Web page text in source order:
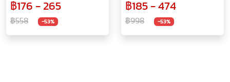
฿176 - 265
฿558 -53%
฿185 - 474
฿998 -53%